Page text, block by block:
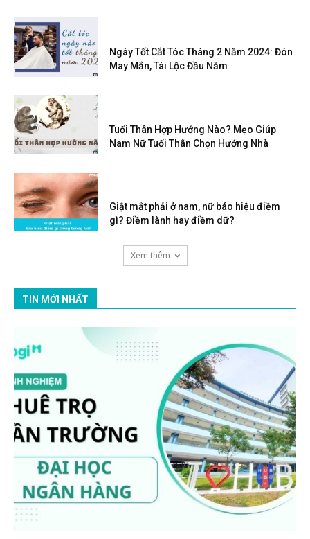
Ngày Tốt Cắt Tóc Tháng 2 Năm 2024: Đón
May Mắn, Tài Lộc Đầu Năm
Tuổi Thân Hợp Hướng Nào? Mẹo Giúp
Nam Nữ Tuổi Thân Chọn Hướng Nhà
Giật mắt phải ở nam, nữ báo hiệu điềm
gì? Điềm lành hay điềm dữ?
Xem thêm
TIN MỚI NHẤT